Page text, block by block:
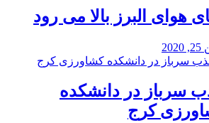
هوای البرز بالا می رود
سرباز در دانشکده
کرج